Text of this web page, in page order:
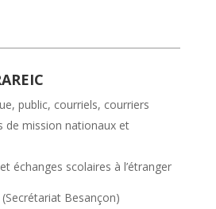
public, courriels, courriers
de mission nationaux et
échanges scolaires à l’étranger
Besançon)